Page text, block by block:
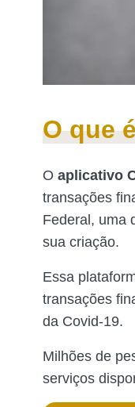
O que
O aplicativo
transações
Federal, uma
sua criação.
Essa
transações
da Covid-19.
Milhões de
serviços